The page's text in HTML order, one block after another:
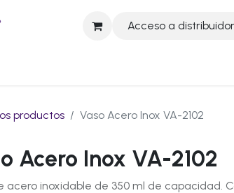
Acceso a distribuidor
productos Vaso Acero Inox VA-2102
Acero Inox VA-2102
acero inoxidable de 350 ml de capacidad.